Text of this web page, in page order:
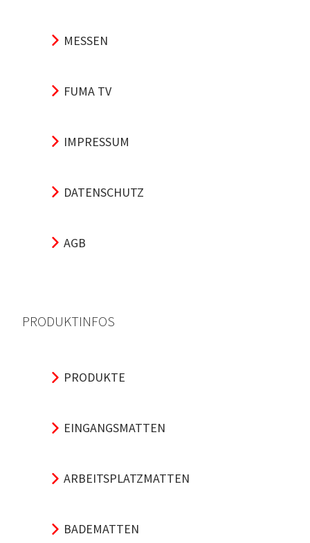
MESSEN
FUMA TV
IMPRESSUM
DATENSCHUTZ
AGB
PRODUKTINFOS
PRODUKTE
EINGANGSMATTEN
ARBEITSPLATZMATTEN
BADEMATTEN